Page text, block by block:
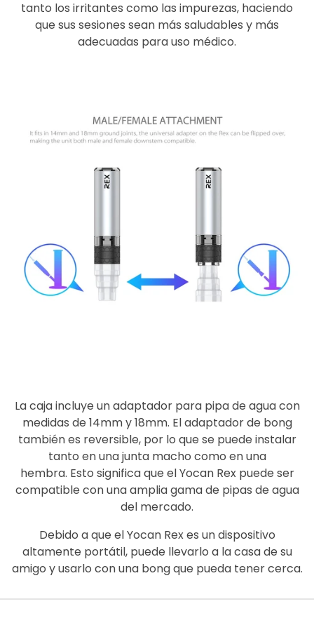
tanto los irritantes como las impurezas, haciendo
que sus sesiones sean más saludables y más
adecuadas para uso médico.
La caja incluye un adaptador para pipa de agua con
medidas de 14mm y 18mm. El adaptador de bong
también es reversible, por lo que se puede instalar
tanto en una junta macho como en una
hembra. Esto significa que el Yocan Rex puede ser
compatible con una amplia gama de pipas de agua
del mercado.
Debido a que el Yocan Rex es un dispositivo
altamente portátil, puede llevarlo a la casa de su
amigo y usarlo con una bong que pueda tener cerca.